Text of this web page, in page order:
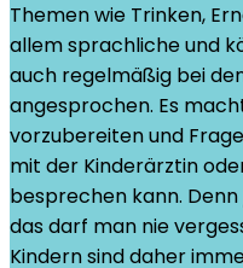
Themen wie Trinken,
allem sprachliche und
auch regelmäßig bei
angesprochen. Es
vorzubereiten und
mit der Kinderärztin
besprechen kann. Denn
das darf man nie
Kindern sind daher